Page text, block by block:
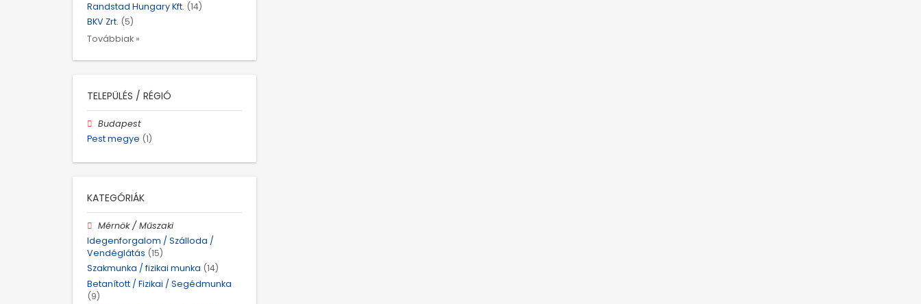
Randstad Hungary Kft. (14)
BKV Zrt. (5)
Továbbiak »
TELEPÜLÉS / RÉGIÓ
Budapest
Pest megye (1)
KATEGÓRIÁK
Mérnök / Műszaki
Idegenforgalom / Szálloda /
Vendéglátás (15)
Szakmunka / fizikai munka (14)
Betanított / Fizikai / Segédmunka
(9)